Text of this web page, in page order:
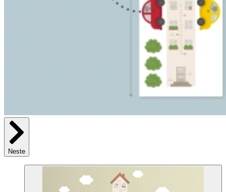
Neste